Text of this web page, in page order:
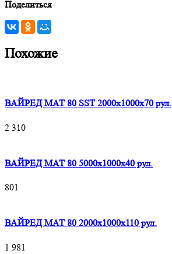
Поделиться
Похожие
ВАЙРЕД МАТ 80 SST 2000x1000x70 рул.
2 310
ВАЙРЕД МАТ 80 5000x1000x40 рул.
801
ВАЙРЕД МАТ 80 2000x1000x110 рул.
1 981